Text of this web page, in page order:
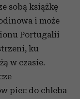
sobą książkę
i może
Portugalii
ku
w czasie.
piec do chleba